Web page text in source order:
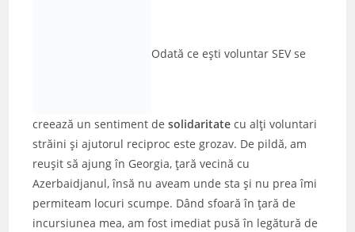
Odată ce eşti voluntar SEV se
creează un sentiment desolidaritate cu alţi voluntari
străini şi ajutorul reciproc este grozav. De pildă, am
reuşit să ajung în Georgia, ţară vecină cu
Azerbaidjanul, însă nu aveam unde sta şi nu prea îmi
permiteam locuri scumpe. Dând sfoară în ţară de
incursiunea mea, am fost imediat pusă în legătură de